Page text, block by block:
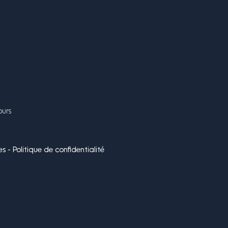
- Politique de confidentialité